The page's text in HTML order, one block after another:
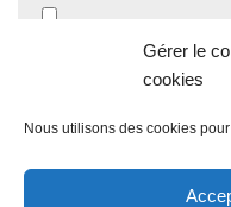
Gérer le
cookies
Nous utilisons des cookies
Enregistrer mon nom,
navigateur pour mon